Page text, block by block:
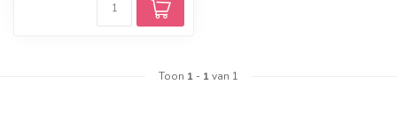
Toon 1 - 1van 1